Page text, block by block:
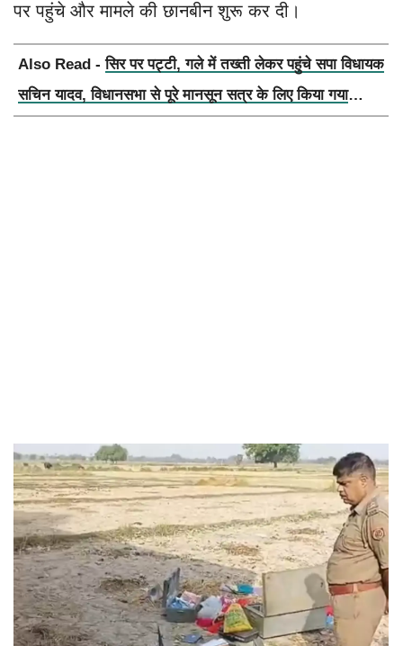
पर पहुंचे और मामले की छानबीन शुरू कर दी।
Also Read -सिर पर पट्टी, गले में तख्ती लेकर पहुंचे सपा विधायक
सचिन यादव, विधानसभा से पूरे मानसून सत्र के लिए किया गया